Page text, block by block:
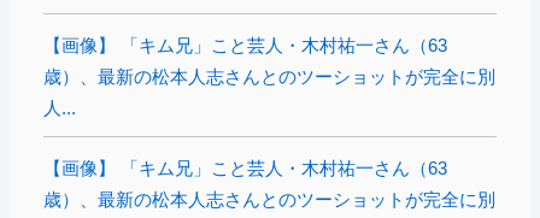
【画像】 「キム兄」こと芸人・木村祐一さん（63
歳）、最新の松本人志さんとのツーショットが完全に別
人...
【画像】 「キム兄」こと芸人・木村祐一さん（63
歳）、最新の松本人志さんとのツーショットが完全に別